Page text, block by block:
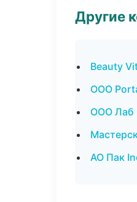
Другие
Beauty
ООО
ООО Лаб
АО Пак